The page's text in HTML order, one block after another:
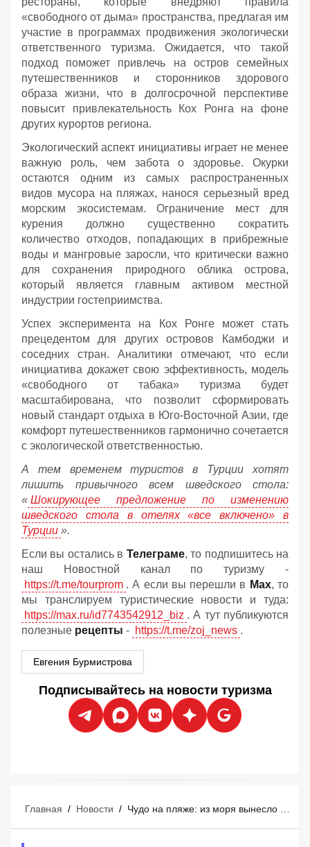
«свободного от дыма» пространства, предлагая им
участие в программах продвижения экологически
ответственного туризма. Ожидается, что такой
подход поможет привлечь на остров семейных
путешественников и сторонников здорового
образа жизни, что в долгосрочной перспективе
повысит привлекательность Кох Ронга на фоне
других курортов региона.
Экологический аспект инициативы играет не менее
важную роль, чем забота о здоровье. Окурки
остаются одним из самых распространенных
видов мусора на пляжах, нанося серьезный вред
морским экосистемам. Ограничение мест для
курения должно существенно сократить
количество отходов, попадающих в прибрежные
воды и мангровые заросли, что критически важно
для сохранения природного облика острова,
который является главным активом местной
индустрии гостеприимства.
Успех эксперимента на Кох Ронге может стать
прецедентом для других островов Камбоджи и
соседних стран. Аналитики отмечают, что если
инициатива докажет свою эффективность, модель
«свободного от табака» туризма будет
масштабирована, что позволит сформировать
новый стандарт отдыха в Юго-Восточной Азии, где
комфорт путешественников гармонично сочетается
с экологической ответственностью.
А тем временем туристов в Турции хотят
лишить привычного всем шведского стола:
« Шокирующее предложение по изменению
шведского стола в отелях «все включено» в
Турции ».
Если вы остались в Телеграме, то подпишитесь на
наш Новостной канал по туризму -
https://t.me/tourprom . А если вы перешли в Мах, то
мы транслируем туристические новости и туда:
https://max.ru/id7743542912_biz . А тут публикуются
полезные рецепты - https://t.me/zoj_news .
Евгения Бурмистрова
Подписывайтесь на новости туризма
Главная / Новости /